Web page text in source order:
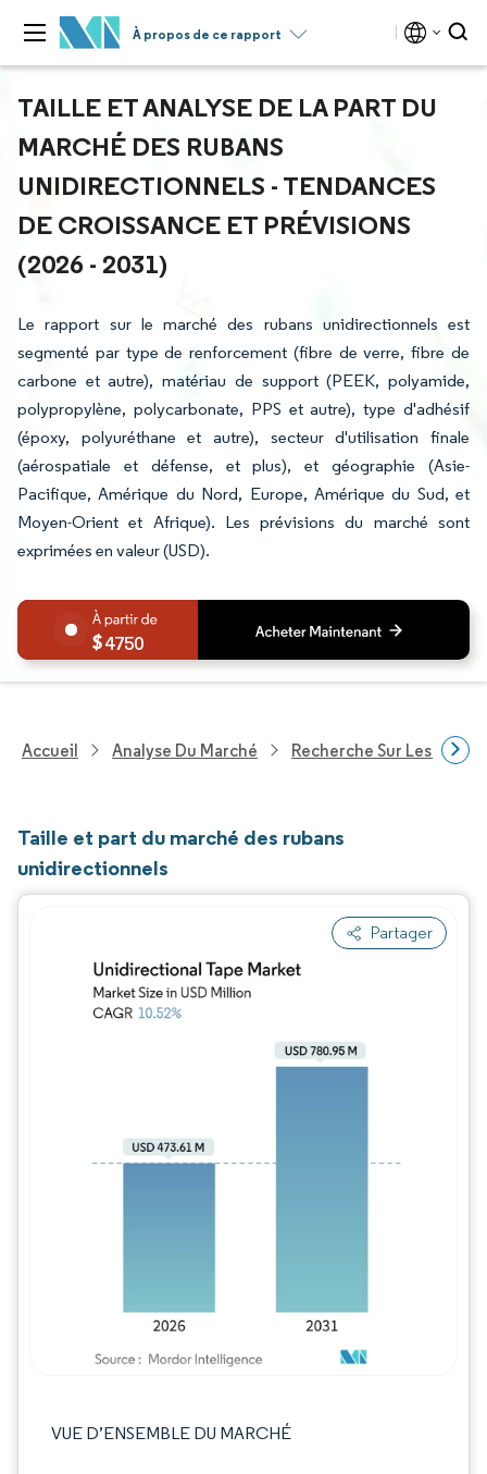
À propos de ce rapport
TAILLE ET ANALYSE DE LA PART DU
MARCHÉ DES RUBANS
UNIDIRECTIONNELS - TENDANCES
DE CROISSANCE ET PRÉVISIONS
(2026 - 2031)
Le rapport sur le marché des rubans unidirectionnels est
segmenté par type de renforcement (fibre de verre, fibre de
carbone et autre), matériau de support (PEEK, polyamide,
polypropylène, polycarbonate, PPS et autre), type d'adhésif
(époxy, polyuréthane et autre), secteur d'utilisation finale
(aérospatiale et défense, et plus), et géographie (Asie-
Pacifique, Amérique du Nord, Europe, Amérique du Sud, et
Moyen-Orient et Afrique). Les prévisions du marché sont
exprimées en valeur (USD).
4750
Accueil Analyse Du Marché Recherche Sur Les
Taille et part du marché des rubans
unidirectionnels
Partager
VUE D’ENSEMBLE DU MARCHÉ